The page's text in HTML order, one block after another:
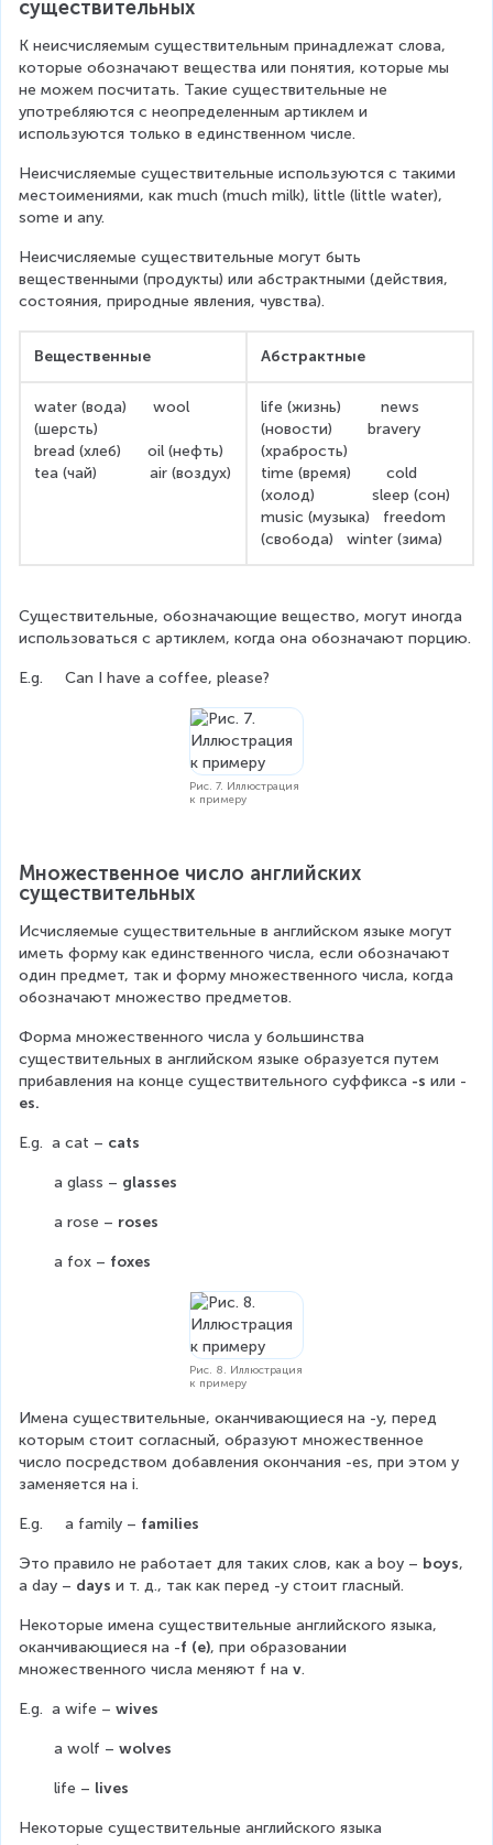
существительных
К неисчисляемым существительным принадлежат слова,
которые обозначают вещества или понятия, которые мы
не можем посчитать. Такие существительные не
употребляются с неопределенным артиклем и
используются только в единственном числе.
Неисчисляемые существительные используются с такими
местоимениями, как much (much milk), little (little water),
some и any.
Неисчисляемые существительные могут быть
вещественными (продукты) или абстрактными (действия,
состояния, природные явления, чувства).
Вещественные Абстрактные
water (вода)      wool
(шерсть)
bread (хлеб)      oil (нефть)
tea (чай)            air (воздух)
life (жизнь)         news
(новости)        bravery
(храбрость)
time (время)        cold
(холод)             sleep (сон)
music (музыка)   freedom
(свобода)   winter (зима)
Существительные, обозначающие вещество, могут иногда
использоваться с артиклем, когда она обозначают порцию.
E.g.     Can I have a coffee, please?
Рис. 7. Иллюстрация
к примеру
Множественное число английских
существительных
Исчисляемые существительные в английском языке могут
иметь форму как единственного числа, если обозначают
один предмет, так и форму множественного числа, когда
обозначают множество предметов.
Форма множественного числа у большинства
существительных в английском языке образуется путем
прибавления на конце существительного суффикса -s или -
es.
E.g.  a cat – cats
a glass – glasses
a rose – roses
a fox – foxes
Рис. 8. Иллюстрация
к примеру
Имена существительные, оканчивающиеся на -y, перед
которым стоит согласный, образуют множественное
число посредством добавления окончания -es, при этом y
заменяется на i.
E.g.     a family – families
Это правило не работает для таких слов, как a boy – boys,
a day – days и т. д., так как перед -у стоит гласный.
Некоторые имена существительные английского языка,
оканчивающиеся на -f (e), при образовании
множественного числа меняют f на v.
E.g.  a wife – wives
a wolf – wolves
life – lives
Некоторые существительные английского языка